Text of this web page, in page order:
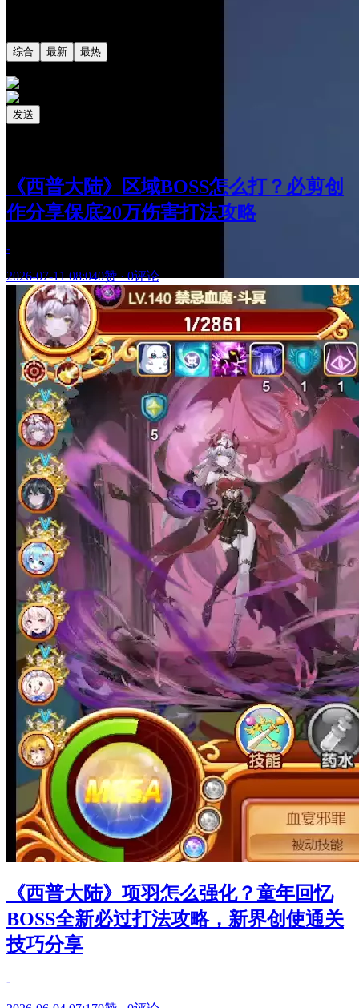
综合 最新 最热
发送
《西普大陆》区域BOSS怎么打？必剪创
作分享保底20万伤害打法攻略
-
2026-07-11 08:040赞·0评论
《西普大陆》项羽怎么强化？童年回忆
BOSS全新必过打法攻略，新界创使通关
技巧分享
-